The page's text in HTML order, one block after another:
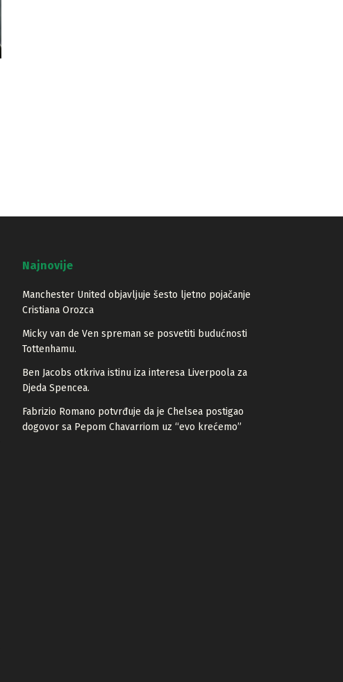
Najnovije
Manchester United objavljuje šesto ljetno pojačanje
Cristiana Orozca
Micky van de Ven spreman se posvetiti budućnosti
Tottenhamu.
Ben Jacobs otkriva istinu iza interesa Liverpoola za
Djeda Spencea.
Fabrizio Romano potvrđuje da je Chelsea postigao
dogovor sa Pepom Chavarriom uz “evo krećemo”